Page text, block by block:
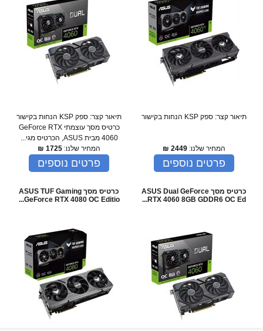
תיאור קצר: ספק KSP הנחות בקישור
המחיר שלנו:2449
₪
פרטים נוספים
תיאור קצר: ספק KSP הנחות בקישור
כרטיס מסך עוצמתי GeForce RTX
4060 מבית ASUS, הכרטיס מגי...
המחיר שלנו: 1725
₪
פרטים נוספים
כרטיס מסך ASUS Dual GeForce
RTX 4060 8GB GDDR6 OC Ed...
כרטיס מסך ASUS TUF Gaming
GeForce RTX 4080 OC Editio...